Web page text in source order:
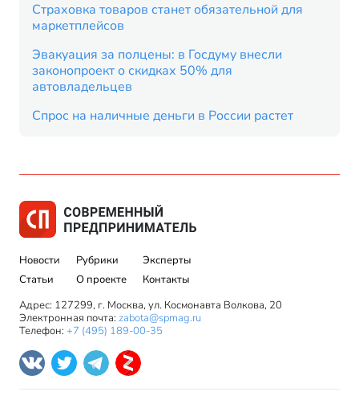
Страховка товаров станет обязательной для
маркетплейсов
Эвакуация за полцены: в Госдуму внесли
законопроект о скидках 50% для
автовладельцев
Спрос на наличные деньги в России растет
Новости
Статьи
Рубрики
О проекте
Эксперты
Контакты
Адрес: 127299, г. Москва, ул. Космонавта Волкова, 20
Электронная почта: zabota@spmag.ru
Телефон: +7 (495) 189-00-35